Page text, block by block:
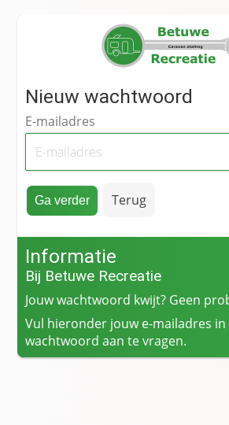
Informatie
Bij Betuwe Recreatie
Jouw wachtwoord kwijt? Geen
Vul hieronder jouw e-mailadres in
wachtwoord aan te vragen.
Nieuw wachtwoord
E-mailadres
Terug